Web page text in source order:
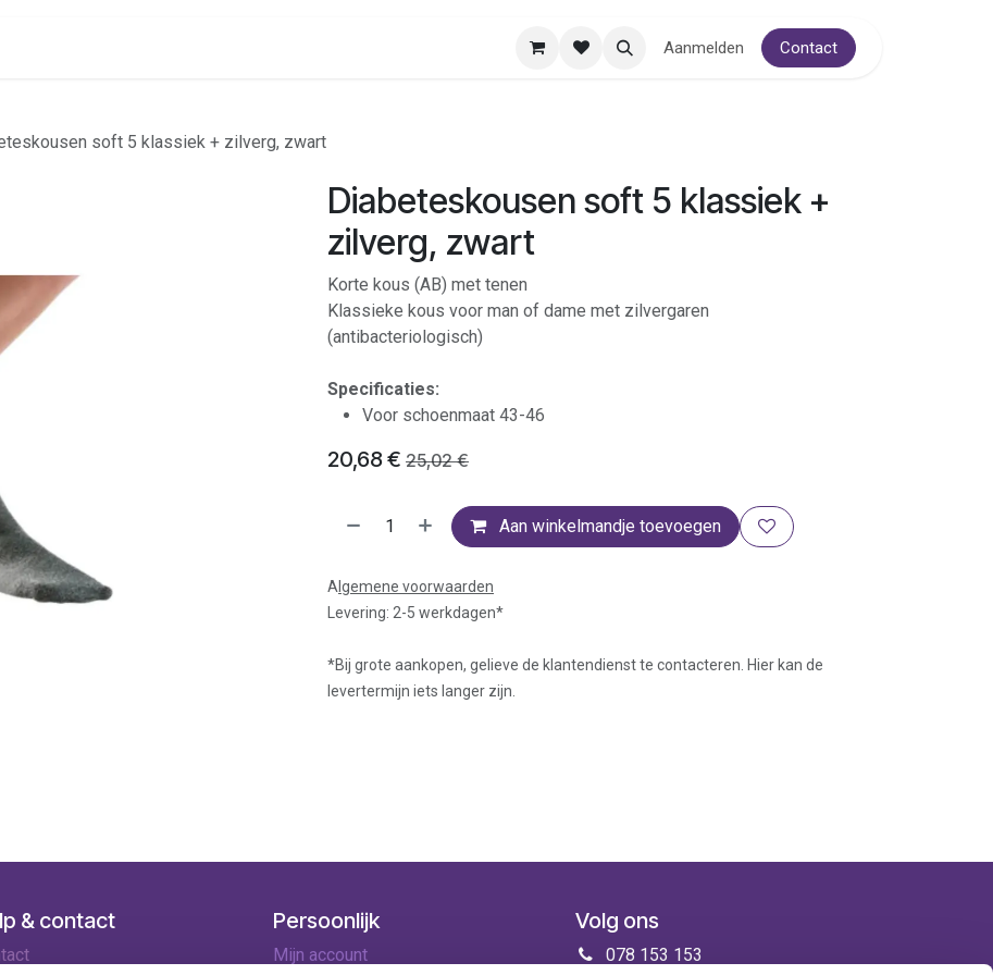
Aanmelden Contact
soft 5 klassiek + zilverg, zwart
Diabeteskousen soft 5 klassiek +
zilverg, zwart
Korte kous (AB) met tenen
Klassieke kous voor man of dame met zilvergaren
(antibacteriologisch)
Specificaties:
Voor schoenmaat 43-46
20,68€ 25,02€
Aan winkelmandje toevoegen
A lgemene voorwaarden
Levering: 2-5 werkdagen*
*Bij grote aankopen, gelieve de klantendienst te contacteren. Hier kan de
levertermijn iets langer zijn.
& contact Persoonlijk
Mijn account
Volg ons
078 153 153